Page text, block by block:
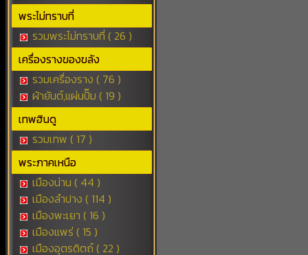
พระไม่ทราบที่
รวมพระไม่ทราบที่ ( 26 )
เครื่องรางของขลัง
รวมเครื่องราง ( 76 )
ผ้ายันต์,แผ่นปั๊ม ( 19 )
เทพฮินดู
รวมเทพ ( 17 )
พระภาคเหนือ
เมืองน่าน ( 44 )
เมืองลำปาง ( 114 )
เมืองพะเยา ( 16 )
เมืองแพร่ ( 15 )
เมืองอุตรดิตถ์ ( 22 )